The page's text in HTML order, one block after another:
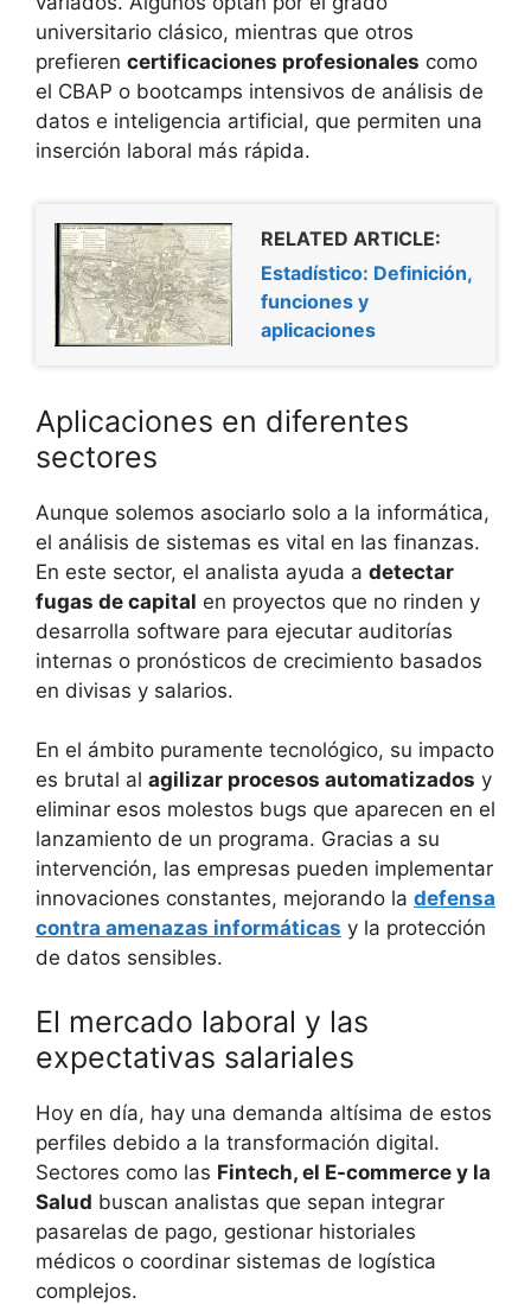
universitario clásico, mientras que otros
prefieren certificaciones profesionales como
el CBAP o bootcamps intensivos de análisis de
datos e inteligencia artificial, que permiten una
inserción laboral más rápida.
RELATED ARTICLE:
Estadístico: Definición,
funciones y
aplicaciones
Aplicaciones en diferentes
sectores
Aunque solemos asociarlo solo a la informática,
el análisis de sistemas es vital en las finanzas.
En este sector, el analista ayuda a detectar
fugas de capital en proyectos que no rinden y
desarrolla software para ejecutar auditorías
internas o pronósticos de crecimiento basados
en divisas y salarios.
En el ámbito puramente tecnológico, su impacto
es brutal al agilizar procesos automatizados y
eliminar esos molestos bugs que aparecen en el
lanzamiento de un programa. Gracias a su
intervención, las empresas pueden implementar
innovaciones constantes, mejorando la defensa
contra amenazas informáticas y la protección
de datos sensibles.
El mercado laboral y las
expectativas salariales
Hoy en día, hay una demanda altísima de estos
perfiles debido a la transformación digital.
Sectores como las Fintech, el E-commerce y la
Salud buscan analistas que sepan integrar
pasarelas de pago, gestionar historiales
médicos o coordinar sistemas de logística
complejos.